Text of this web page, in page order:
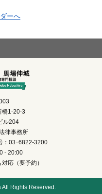
ーへ
橋1-20-3
ル204
律事務所
03ｰ6822-3200
- 20:00
応（要予約）
Rights Reserved.